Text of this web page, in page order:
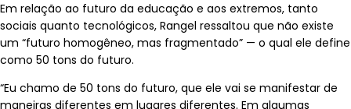
Em relação ao futuro da educação e aos extremos, tanto
sociais quanto tecnológicos, Rangel ressaltou que não existe
um “futuro homogêneo, mas fragmentado” — o qual ele define
como 50 tons do futuro.
“Eu chamo de 50 tons do futuro, que ele vai se manifestar de
maneiras diferentes em lugares diferentes. Em algumas